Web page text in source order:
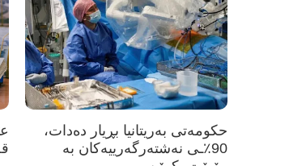
حکومەتی بەریتانیا بڕیار دەدات،
90٪ـی نەشتەرگەرییەکان بە